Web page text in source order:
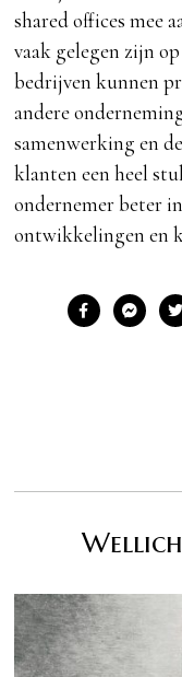
shared offices mee
vaak gelegen zijn
bedrijven kunnen
andere
samenwerking en
klanten een heel
ondernemer beter
ontwikkelingen en